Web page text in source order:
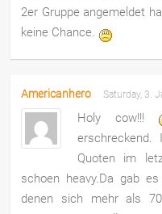
2er Gruppe angemeldet
keine Chance.
Americanhero Saturday, 3.
Holy cow!!!
Quoten im
schoen heavy.Da gab
denen sich mehr als